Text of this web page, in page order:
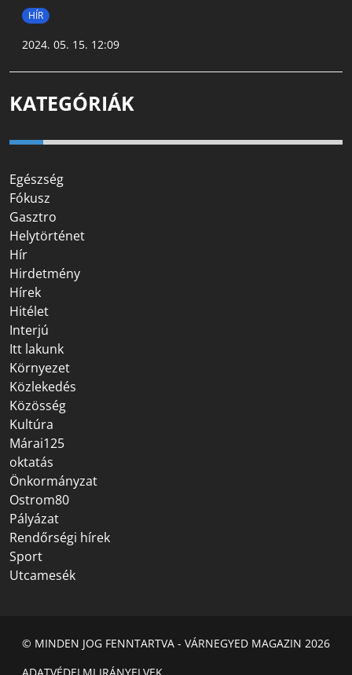
HÍR
2024. 05. 15. 12:09
KATEGÓRIÁK
Egészség
Fókusz
Gasztro
Helytörténet
Hír
Hirdetmény
Hírek
Hitélet
Interjú
Itt lakunk
Környezet
Közlekedés
Közösség
Kultúra
Márai125
oktatás
Önkormányzat
Ostrom80
Pályázat
Rendőrségi hírek
Sport
Utcamesék
© MINDEN JOG FENNTARTVA - VÁRNEGYED MAGAZIN 2026